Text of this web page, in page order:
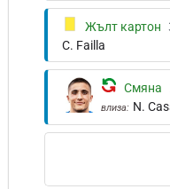
Жълт картон
C. Failla
Смяна
влиза: N.